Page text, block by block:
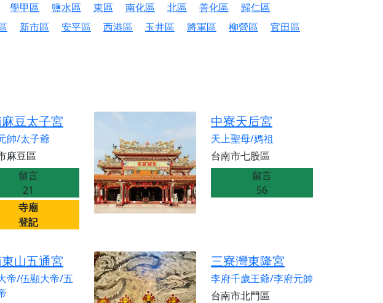
福！「玉皇大帝 大天尊」 親自坐鎮主法！幫你累積的功德福報自然
，一同回到北投土地公埔，祈願闔家平安、地方祥和、福運綿長。
善念與功德，迴向冥陽兩利、闔家平安的殊勝因緣。
・慎終追遠・廣植福田
一起留下珍貴的家庭回憶
；一句感謝，一生難忘。
有普渡祈福，也有一份感謝守護的虔誠心意
善信大德攜家帶眷前來參香，共同向七娘媽祝壽祈福
持，庇佑闔家平安、財運亨通、事業順遂、百邪退散。
廟宇推廣。
學甲區 鹽水區 東區 南化區 北區 善化區
歸仁區
新市區 安平區 西港區 玉井區 將軍區 柳營區
官田區
豆太子宮
帥/太子爺
麻豆區
留言
21
寺廟
登記
中寮天后宮
天上聖母/媽祖
台南市七股區
留言
56
山五通宮
帝/伍顯大帝/五
三寮灣東隆宮
李府千歲王爺/李府元帥
台南市北門區